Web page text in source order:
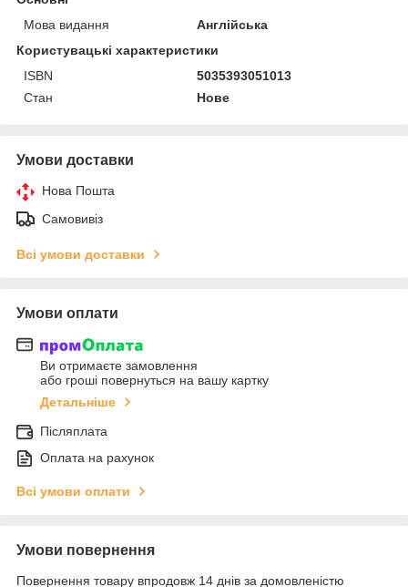
Мова видання
Англійська
Користувацькі характеристики
ISBN
5035393051013
Стан
Нове
Умови доставки
Нова Пошта
Самовивіз
Всі умови доставки
Умови оплати
Ви отримаєте замовлення
або гроші повернуться на вашу картку
Детальніше
Післяплата
Оплата на рахунок
Всі умови оплати
Умови повернення
Повернення товару впродовж 14 днів за домовленістю